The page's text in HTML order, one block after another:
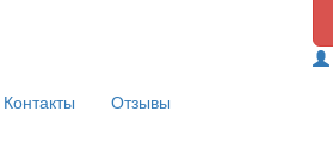
Контакты Отзывы